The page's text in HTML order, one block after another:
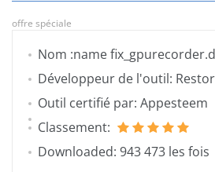
offre spéciale
Nom :name
Développeur de l'outil:
Outil certifié par: Appesteem
Classement:
Downloaded: 943 473 les fois